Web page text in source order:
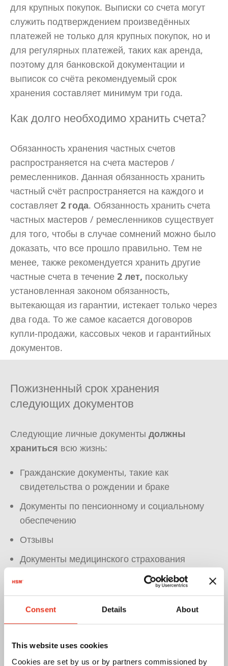
Consent Details About
This website uses cookies
Cookies are set by us or by partners commissioned by
для крупных покупок. Выписки со счета могут
служить подтверждением произведённых
платежей не только для крупных покупок, но и
для регулярных платежей, таких как аренда,
поэтому для банковской документации и
выписок со счёта рекомендуемый срок
хранения составляет минимум три года.
Как долго необходимо хранить счета?
Обязанность хранения частных счетов
распространяется на счета мастеров /
ремесленников. Данная обязанность хранить
частный счёт распространяется на каждого и
составляет 2 года. Обязанность хранить счета
частных мастеров / ремесленников существует
для того, чтобы в случае сомнений можно было
доказать, что все прошло правильно. Тем не
менее, также рекомендуется хранить другие
частные счета в течение 2 лет, поскольку
установленная законом обязанность,
вытекающая из гарантии, истекает только через
два года. То же самое касается договоров
купли-продажи, кассовых чеков и гарантийных
документов.
Пожизненный срок хранения
следующих документов
Следующие личные документы должны
храниться всю жизнь:
Гражданские документы, такие как
свидетельства о рождении и браке
Документы по пенсионному и социальному
обеспечению
Отзывы
Документы медицинского страхования
Документы о покупке недвижимости и
выписки из земельного кадастра
Как правило, рекомендуется хранить документы
гарантийный срок.